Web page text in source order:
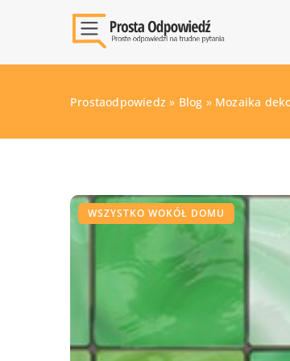
Prostaodpowiedz » Blog » Mozaika
WSZYSTKO WOKÓŁ DOMU